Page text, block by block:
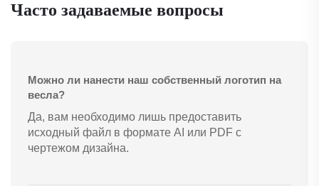
Часто задаваемые вопросы
Можно ли нанести наш собственный логотип на
весла?
Да, вам необходимо лишь предоставить
исходный файл в формате AI или PDF с
чертежом дизайна.